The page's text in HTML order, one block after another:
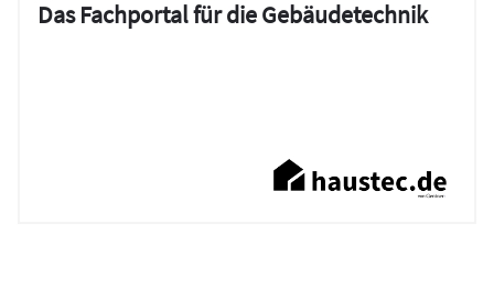
Das Fachportal für die Gebäudetechnik